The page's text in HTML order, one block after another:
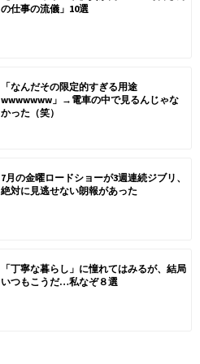
の仕事の流儀」10選
「なんだその限定的すぎる用途
wwwwwww」→電車の中で見るんじゃな
かった（笑）
7月の金曜ロードショーが3週連続ジブリ、
絶対に見逃せない朗報があった
「丁寧な暮らし」に憧れてはみるが、結局
いつもこうだ…私なぞ８選